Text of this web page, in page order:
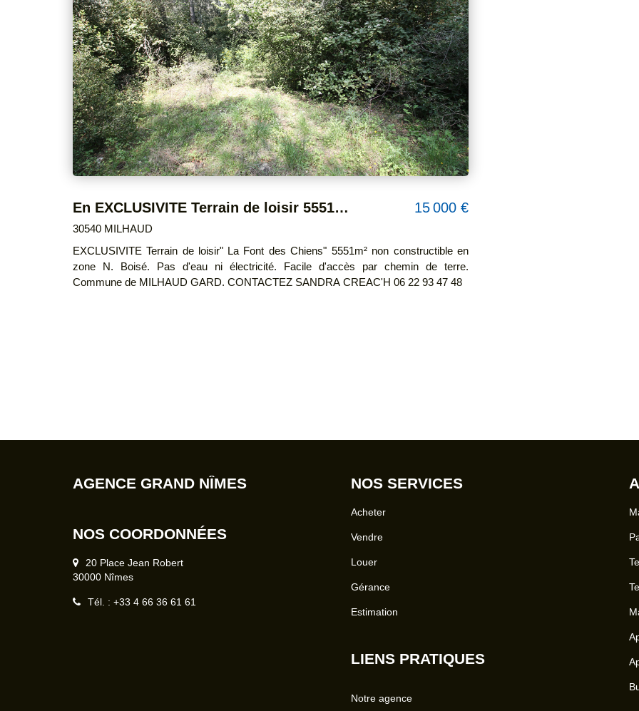
En EXCLUSIVITE Terrain de loisir 5551m² boisé non constructible à Milhaud. Pas d'eau ni électricité. 15 000 €
30540 MILHAUD
EXCLUSIVITE Terrain de loisir" La Font des Chiens" 5551m² non constructible en
zone N. Boisé. Pas d'eau ni électricité. Facile d'accès par chemin de terre.
Commune de MILHAUD GARD. CONTACTEZ SANDRA CREAC'H 06 22 93 47 48
AGENCE GRAND NÎMES
NOS COORDONNÉES
20 Place Jean Robert
30000 Nîmes
Tél. : +33 4 66 36 61 61
NOS SERVICES
Acheter
Vendre
Louer
Gérance
Estimation
LIENS PRATIQUES
Notre agence